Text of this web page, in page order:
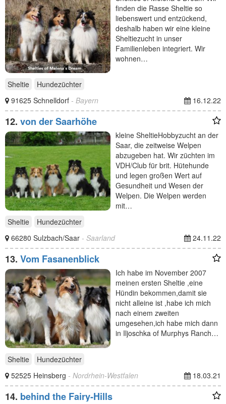
finden die Rasse Sheltie so
liebenswert und entzückend,
deshalb haben wir eine kleine
Sheltiezucht in unser
Familienleben integriert. Wir
wohnen…
Sheltie
Hundezüchter
91625 Schnelldorf - Bayern 16.12.22
12. von der Saarhöhe
kleine SheltieHobbyzucht an der
Saar, die zeitweise Welpen
abzugeben hat. Wir züchten im
VDH/Club für brit. Hütehunde
und legen großen Wert auf
Gesundheit und Wesen der
Welpen. Die Welpen werden
mit…
Sheltie
Hundezüchter
66280 Sulzbach/Saar - Saarland 24.11.22
13. Vom Fasanenblick
Ich habe im November 2007
meinen ersten Sheltie ,eine
Hündin bekommen,damit sie
nicht alleine ist ,habe ich mich
nach einem zweiten
umgesehen,ich habe mich dann
in Iljoschka of Murphys Ranch…
Sheltie
Hundezüchter
52525 Heinsberg - Nordrhein-Westfalen 18.03.21
14. behind the Fairy-Hills